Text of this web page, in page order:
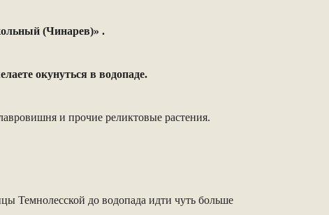
(Чинарев)» .
окунуться в водопаде.
и прочие реликтовые растения.
Темнолесской до водопада идти чуть больше